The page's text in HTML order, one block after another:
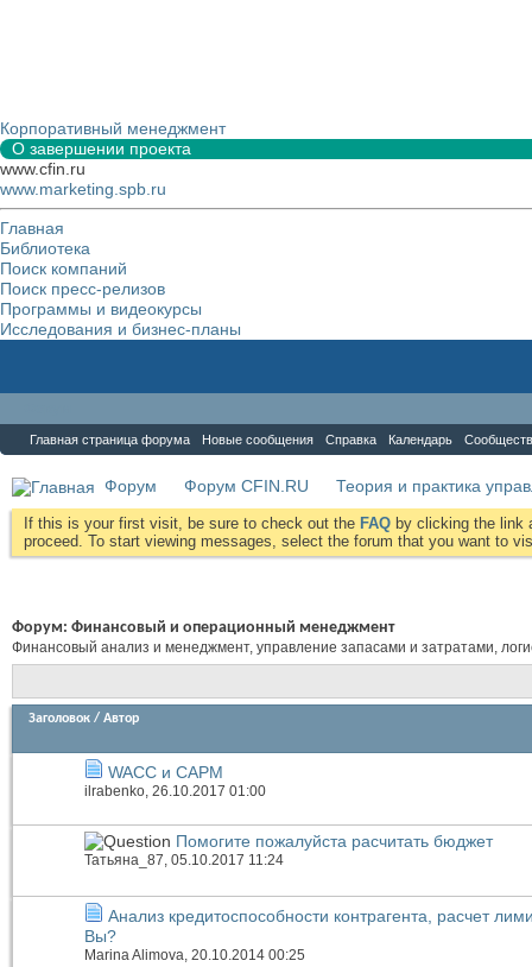
Корпоративный менеджмент
О завершении проекта
www.cfin.ru
www.marketing.spb.ru
Главная
Библиотека
Поиск компаний
Поиск пресс-релизов
Программы и видеокурсы
Исследования и бизнес-планы
Главная страница форума Новые сообщения Справка Календарь
Форум Форум CFIN.RU Теория и практика
If this is your first visit, be sure to check out the FAQ by clicking the link
proceed. To start viewing messages, select the forum that you want to
Форум: Финансовый и операционный менеджмент
Финансовый анализ и менеджмент, управление запасами и затратами,
Заголовок / Автор
WACC и CAPM
ilrabenko, 26.10.2017 01:00
Помогите пожалуйста расчитать бюджет
Татьяна_87, 05.10.2017 11:24
Анализ кредитоспособности контрагента, расчет
Вы?
Marina Alimova, 20.10.2014 00:25